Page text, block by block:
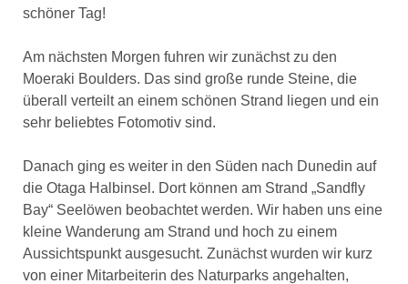
schöner Tag!
Am nächsten Morgen fuhren wir zunächst zu den
Moeraki Boulders. Das sind große runde Steine, die
überall verteilt an einem schönen Strand liegen und ein
sehr beliebtes Fotomotiv sind.
Danach ging es weiter in den Süden nach Dunedin auf
die Otaga Halbinsel. Dort können am Strand „Sandfly
Bay“ Seelöwen beobachtet werden. Wir haben uns eine
kleine Wanderung am Strand und hoch zu einem
Aussichtspunkt ausgesucht. Zunächst wurden wir kurz
von einer Mitarbeiterin des Naturparks angehalten,